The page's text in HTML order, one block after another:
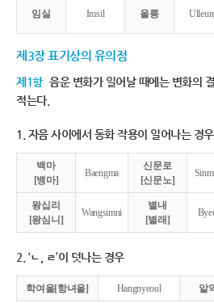
임실 Imsil 울릉
제3장 표기상의 유의점
제1항 음운 변화가 일어날 때에는 변화의
적는다.
1. 자음 사이에서 동화 작용이 일어나는 경우
백마
[뱅마]
Baengma
신문로
[신문노]
왕십리
[왕심니]
Wangsimni
별내
[별래]
2. ‘ㄴ, ㄹ’이 덧나는 경우
학여울[항녀울] Hangnyeoul 알